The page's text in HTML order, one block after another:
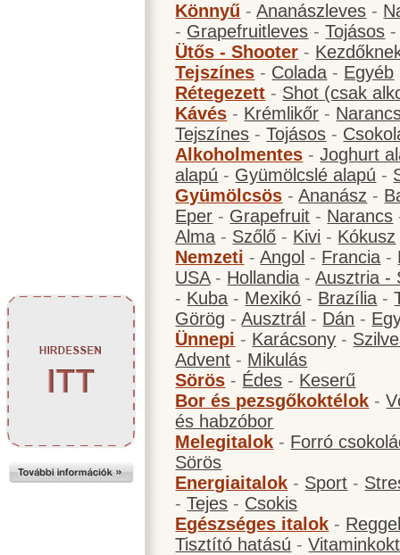
Könnyű -Ananászleves -
- Grapefruitleves -Tojásos
Ütős - Shooter -
Tejszínes - Colada - Egyéb
Rétegezett - Shot (csak
Kávés - Krémlikőr -
Tejszínes -Tojásos -
Alkoholmentes -Joghurt
alapú - Gyümölcslé alapú -
Gyümölcsös -Ananász -
Eper - Grapefruit - Narancs
Alma - Szőlő - Kivi - Kókusz
Nemzeti -Angol - Francia -
USA- Hollandia -Ausztria -
- Kuba - Mexikó - Brazília -
Görög -Ausztrál - Dán -
Ünnepi - Karácsony -
Advent - Mikulás
Sörös - Édes - Keserű
Bor és pezsgőkoktélok -
és habzóbor
Melegitalok - Forró
Sörös
Energiaitalok - Sport -
-Tejes - Csokis
Egészséges italok -
Tisztító hatású -